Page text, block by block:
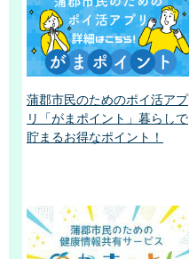
蒲郡市民のためのポイ活アプ
リ「がまポイント」暮らしで
貯まるお得なポイント！